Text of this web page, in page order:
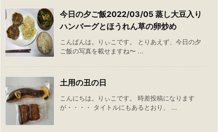
今日の夕ご飯2022/03/05 蒸し大豆入り
ハンバーグとほうれん草の卵炒め
こんばんは。りぃこです。 とりあえず、今日の夕
ご飯の写真を載せますね〜 ...
土用の丑の日
こんにちは。りぃこです。 時差投稿になります
が・・・・ タイトルにもあるとおり、 ...